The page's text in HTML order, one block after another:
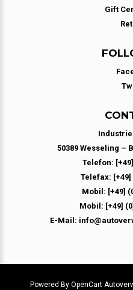
Gift
50389 Wesseling –
Telefon:
Telefax: [+49]
Mobil: [+49]
Mobil: [+49]
E-Mail:
Powered By OpenCart